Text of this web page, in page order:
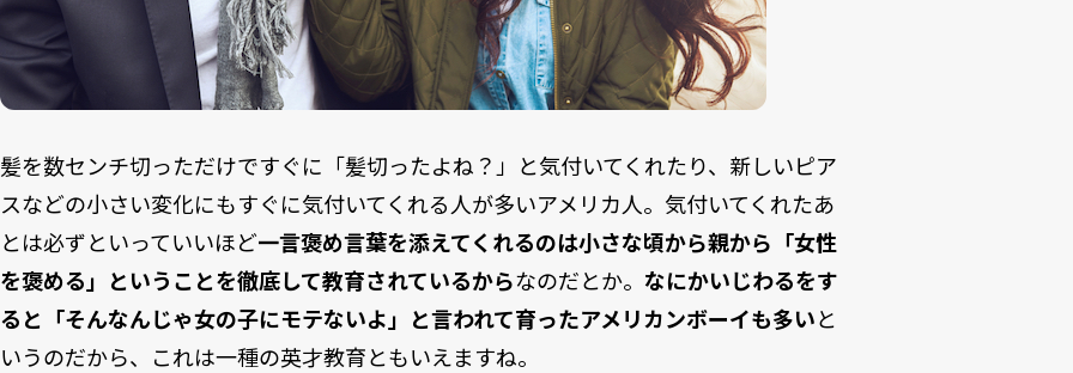
髪を数センチ切っただけですぐに「髪切ったよね？」と気付いてくれたり、新しいピア
スなどの小さい変化にもすぐに気付いてくれる人が多いアメリカ人。気付いてくれたあ
とは必ずといっていいほど一言褒め言葉を添えてくれるのは小さな頃から親から「女性
を褒める」ということを徹底して教育されているからなのだとか。 なにかいじわるをす
ると「そんなんじゃ女の子にモテないよ」と言われて育ったアメリカンボーイも多いと
いうのだから、これは一種の英才教育ともいえますね。